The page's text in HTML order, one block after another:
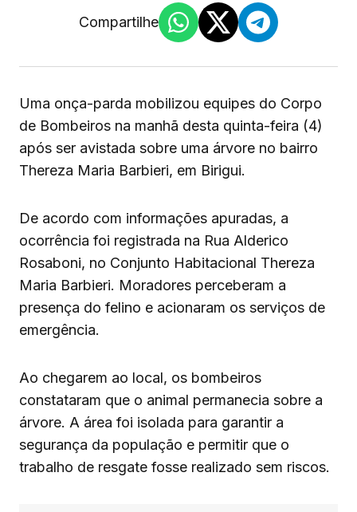
Compartilhe
Uma onça-parda mobilizou equipes do Corpo
de Bombeiros na manhã desta quinta-feira (4)
após ser avistada sobre uma árvore no bairro
Thereza Maria Barbieri, em Birigui.
De acordo com informações apuradas, a
ocorrência foi registrada na Rua Alderico
Rosaboni, no Conjunto Habitacional Thereza
Maria Barbieri. Moradores perceberam a
presença do felino e acionaram os serviços de
emergência.
Ao chegarem ao local, os bombeiros
constataram que o animal permanecia sobre a
árvore. A área foi isolada para garantir a
segurança da população e permitir que o
trabalho de resgate fosse realizado sem riscos.